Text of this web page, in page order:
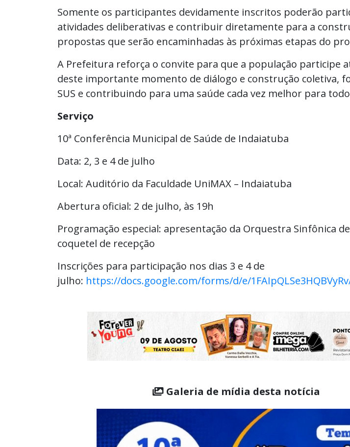
Somente os participantes devidamente inscritos poderão
atividades deliberativas e contribuir diretamente para a
propostas que serão encaminhadas às próximas etapas do
A Prefeitura reforça o convite para que a população participe
deste importante momento de diálogo e construção coletiva,
SUS e contribuindo para uma saúde cada vez melhor para
Serviço
10ª Conferência Municipal de Saúde de Indaiatuba
Data: 2, 3 e 4 de julho
Local: Auditório da Faculdade UniMAX – Indaiatuba
Abertura oficial: 2 de julho, às 19h
Programação especial: apresentação da Orquestra Sinfônica
coquetel de recepção
Inscrições para participação nos dias 3 e 4 de
julho: https://docs.google.com/forms/d/e/
Galeria de mídia desta notícia